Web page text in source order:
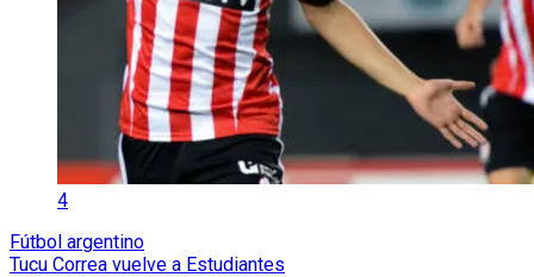
4
Fútbol argentino
Tucu Correa vuelve a Estudiantes